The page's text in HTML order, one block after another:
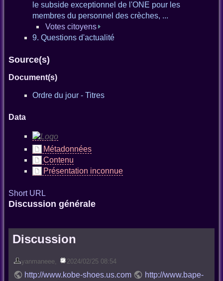
le subside exceptionnel de l'ONE pour les
membres du personnel des crèches, ...
Votes citoyens
9. Questions d'actualité
Source(s)
Document(s)
Ordre du jour - Titres
Data
Métadonnées
Contenu
Présentation inconnue
Short URL
Discussion générale
Discussion
yanmaneee, 2024/02/25 08:54
http://www.kobe-shoes.us.com
http://www.bape-